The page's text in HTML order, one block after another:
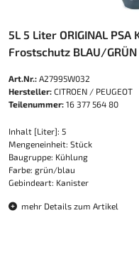
5L 5 Liter ORIGINAL
Frostschutz BLAU/GRÜN
Art.Nr.: A27995W032
Hersteller: CITROEN / PEUGEOT
Teilenummer: 16 377 564 80
Inhalt [Liter]: 5
Mengeneinheit: Stück
Baugruppe: Kühlung
Farbe: grün/blau
Gebindeart: Kanister
mehr Details zum Artikel